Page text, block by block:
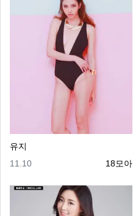
유지
등록자
18모아
등록일
11.10